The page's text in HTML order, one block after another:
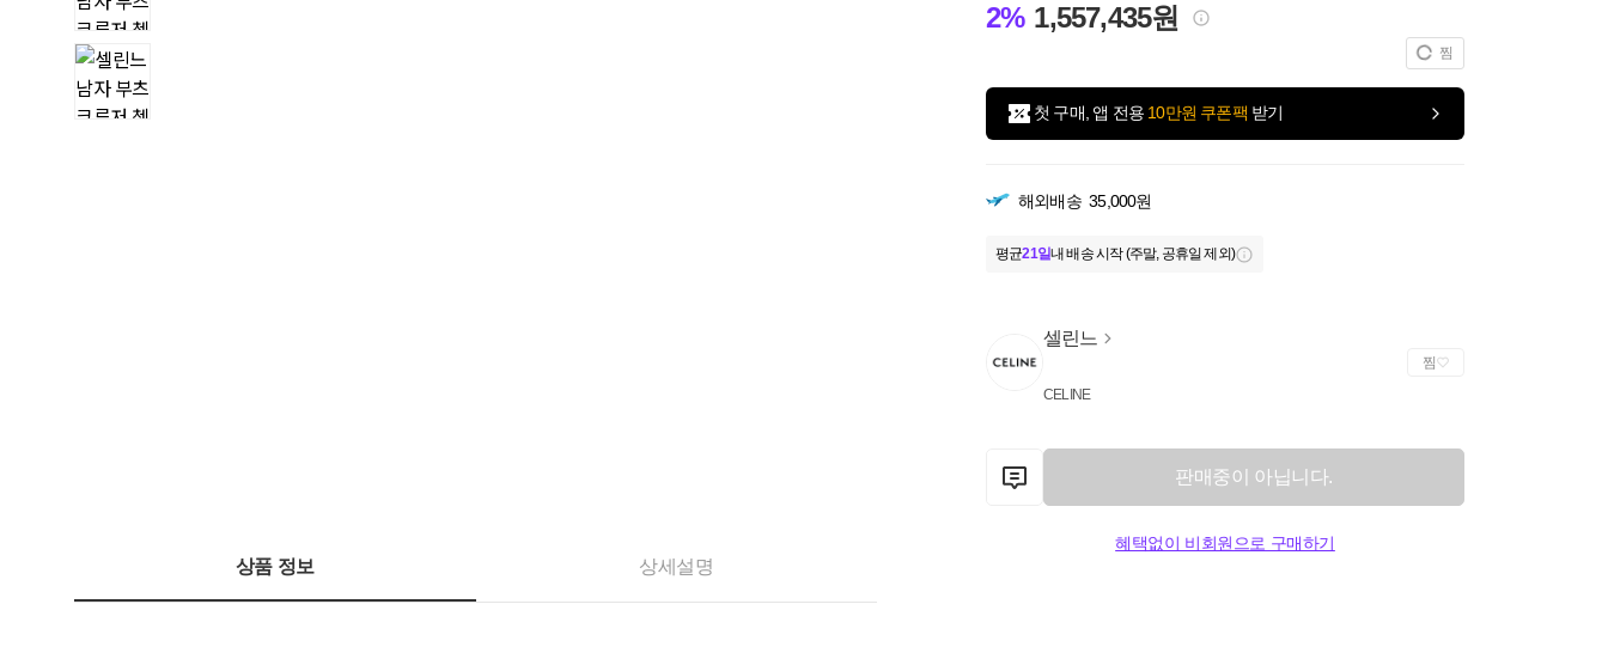
2% 1,557,435원
찜
첫 구매, 앱 전용 10만원 쿠폰팩 받기
해외배송 35,000원
평균21일내 배송 시작 (주말, 공휴일 제외)
셀린느
CELINE
찜
판매중이 아닙니다.
혜택없이 비회원으로 구매하기
상품 정보 상세설명